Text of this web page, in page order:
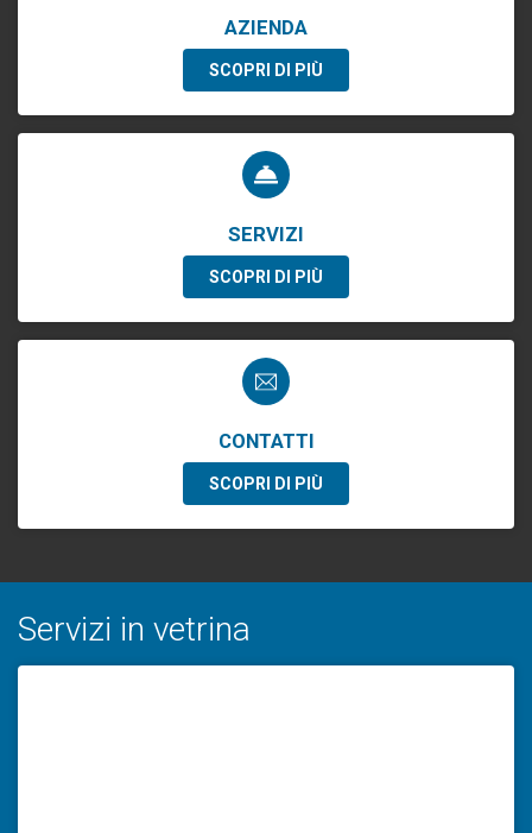
AZIENDA
SCOPRI DI PIÙ
SERVIZI
SCOPRI DI PIÙ
CONTATTI
SCOPRI DI PIÙ
Servizi in vetrina